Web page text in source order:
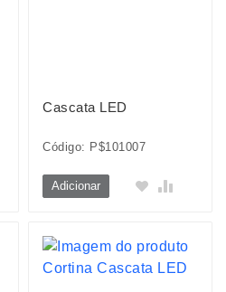
Cascata LED
Código: P$101007
Adicionar